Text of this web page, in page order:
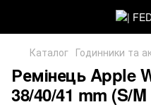
Каталог Годинники та
Ремінець Apple
38/40/41 mm (S/